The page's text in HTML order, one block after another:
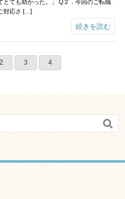
とても助かった。」 Q２．今回のご転職
対応さ […]
続きを読む
2 3 4
